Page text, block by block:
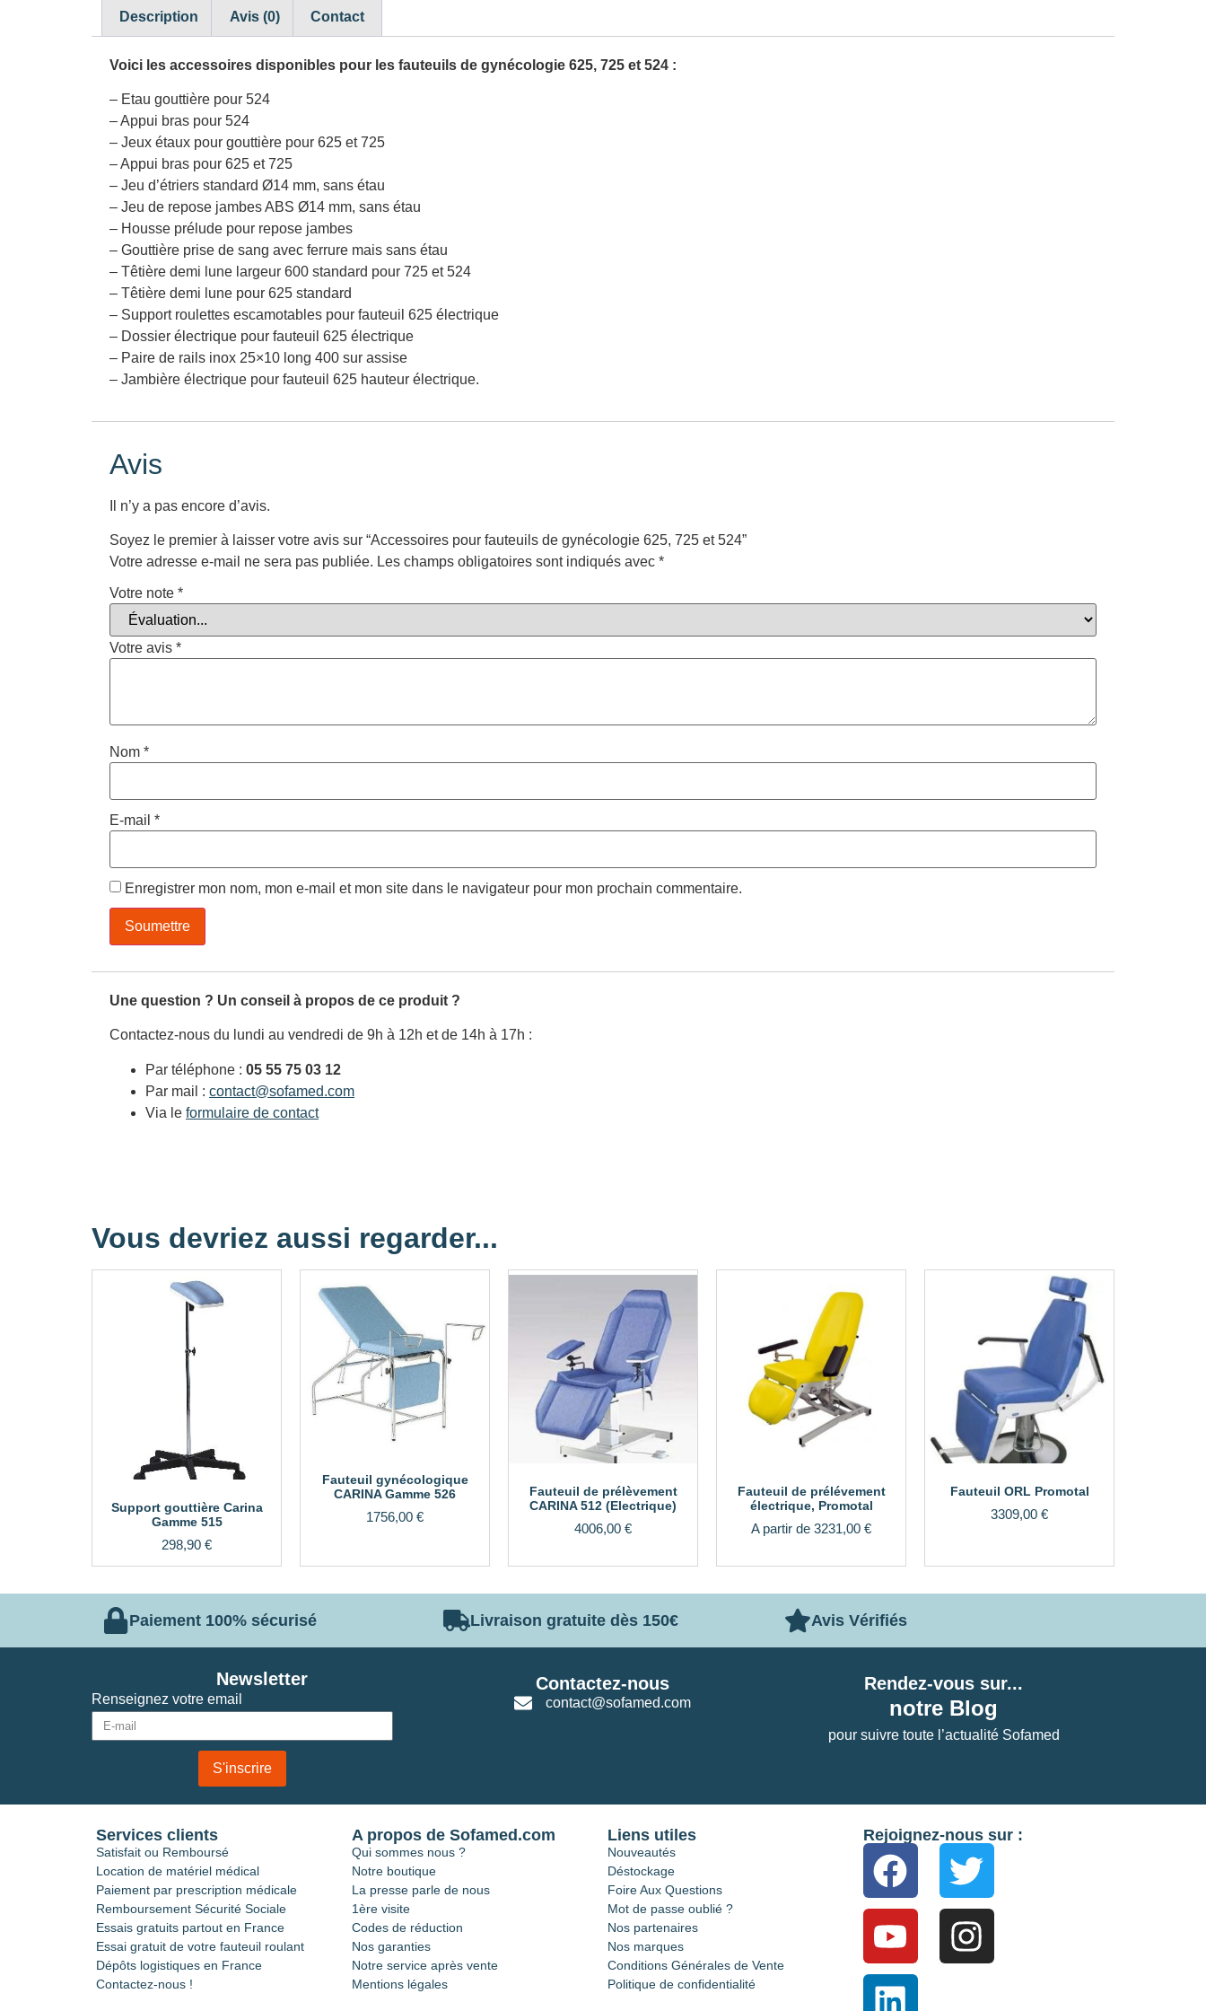
Description Avis (0) Contact
Voici les accessoires disponibles pour les fauteuils de gynécologie 625, 725 et 524 :
– Etau gouttière pour 524
– Appui bras pour 524
– Jeux étaux pour gouttière pour 625 et 725
– Appui bras pour 625 et 725
– Jeu d’étriers standard Ø14 mm, sans étau
– Jeu de repose jambes ABS Ø14 mm, sans étau
– Housse prélude pour repose jambes
– Gouttière prise de sang avec ferrure mais sans étau
– Têtière demi lune largeur 600 standard pour 725 et 524
– Têtière demi lune pour 625 standard
– Support roulettes escamotables pour fauteuil 625 électrique
– Dossier électrique pour fauteuil 625 électrique
– Paire de rails inox 25×10 long 400 sur assise
– Jambière électrique pour fauteuil 625 hauteur électrique.
Avis
Il n’y a pas encore d’avis.
Soyez le premier à laisser votre avis sur “Accessoires pour fauteuils de gynécologie 625, 725 et 524”
Votre adresse e-mail ne sera pas publiée. Les champs obligatoires sont indiqués avec *
Votre note *
Votre avis *
Nom *
E-mail *
Enregistrer mon nom, mon e-mail et mon site dans le navigateur pour mon prochain commentaire.
Une question ? Un conseil à propos de ce produit ?
Contactez-nous du lundi au vendredi de 9h à 12h et de 14h à 17h :
Par téléphone : 05 55 75 03 12
Par mail : contact@sofamed.com
Via le formulaire de contact
Vous devriez aussi regarder...
Support gouttière Carina
Gamme 515
298,90 €
Fauteuil gynécologique
CARINA Gamme 526
1756,00 €
Fauteuil de prélèvement
CARINA 512 (Electrique)
4006,00 €
Fauteuil de prélévement
électrique, Promotal
A partir de 3231,00 €
Fauteuil ORL Promotal
3309,00 €
Paiement 100% sécurisé Livraison gratuite dès 150€ Avis Vérifiés
Renseignez votre email
S'inscrire
Newsletter Contactez-nous
contact@sofamed.com
Rendez-vous sur...
notre Blog
pour suivre toute l’actualité Sofamed
Services clients
Satisfait ou Remboursé
Location de matériel médical
Paiement par prescription médicale
Remboursement Sécurité Sociale
Essais gratuits partout en France
Essai gratuit de votre fauteuil roulant
Dépôts logistiques en France
Contactez-nous !
A propos de Sofamed.com
Qui sommes nous ?
Notre boutique
La presse parle de nous
1ère visite
Codes de réduction
Nos garanties
Notre service après vente
Mentions légales
Liens utiles
Nouveautés
Déstockage
Foire Aux Questions
Mot de passe oublié ?
Nos partenaires
Nos marques
Conditions Générales de Vente
Politique de confidentialité
Rejoignez-nous sur :